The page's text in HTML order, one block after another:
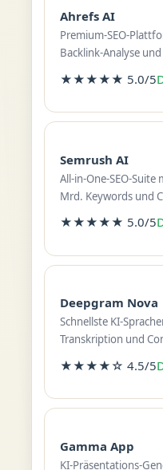
Ahrefs AI
Premium-SEO-
Backlink-Analyse
★★★★★ 5.0/5
Semrush AI
All-in-One-SEO-
Mrd. Keywords und
★★★★★ 5.0/5
Deepgram Nova
Schnellste KI-
Transkription und
★★★★☆ 4.5/5
Gamma App
KI-Präsentations-